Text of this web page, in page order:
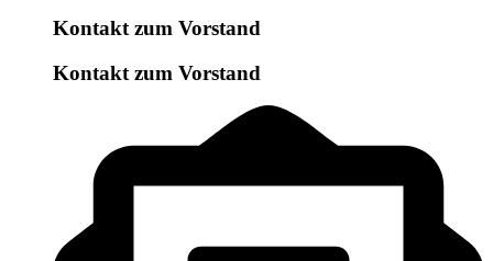
Kontakt zum Vorstand
Kontakt zum Vorstand